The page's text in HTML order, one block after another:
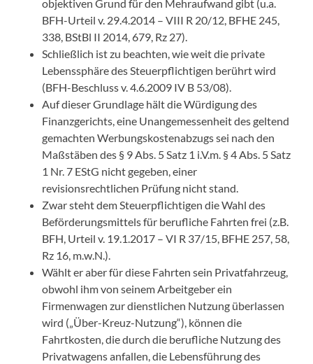
objektiven Grund für den Mehraufwand gibt (u.a.
BFH-Urteil v. 29.4.2014 – VIII R 20/12, BFHE 245,
338, BStBl II 2014, 679, Rz 27).
Schließlich ist zu beachten, wie weit die private
Lebenssphäre des Steuerpflichtigen berührt wird
(BFH-Beschluss v. 4.6.2009 IV B 53/08).
Auf dieser Grundlage hält die Würdigung des
Finanzgerichts, eine Unangemessenheit des geltend
gemachten Werbungskostenabzugs sei nach den
Maßstäben des § 9 Abs. 5 Satz 1 i.V.m. § 4 Abs. 5 Satz
1 Nr. 7 EStG nicht gegeben, einer
revisionsrechtlichen Prüfung nicht stand.
Zwar steht dem Steuerpflichtigen die Wahl des
Beförderungsmittels für berufliche Fahrten frei (z.B.
BFH, Urteil v. 19.1.2017 – VI R 37/15, BFHE 257, 58,
Rz 16, m.w.N.).
Wählt er aber für diese Fahrten sein Privatfahrzeug,
obwohl ihm von seinem Arbeitgeber ein
Firmenwagen zur dienstlichen Nutzung überlassen
wird („Über-Kreuz-Nutzung“), können die
Fahrtkosten, die durch die berufliche Nutzung des
Privatwagens anfallen, die Lebensführung des